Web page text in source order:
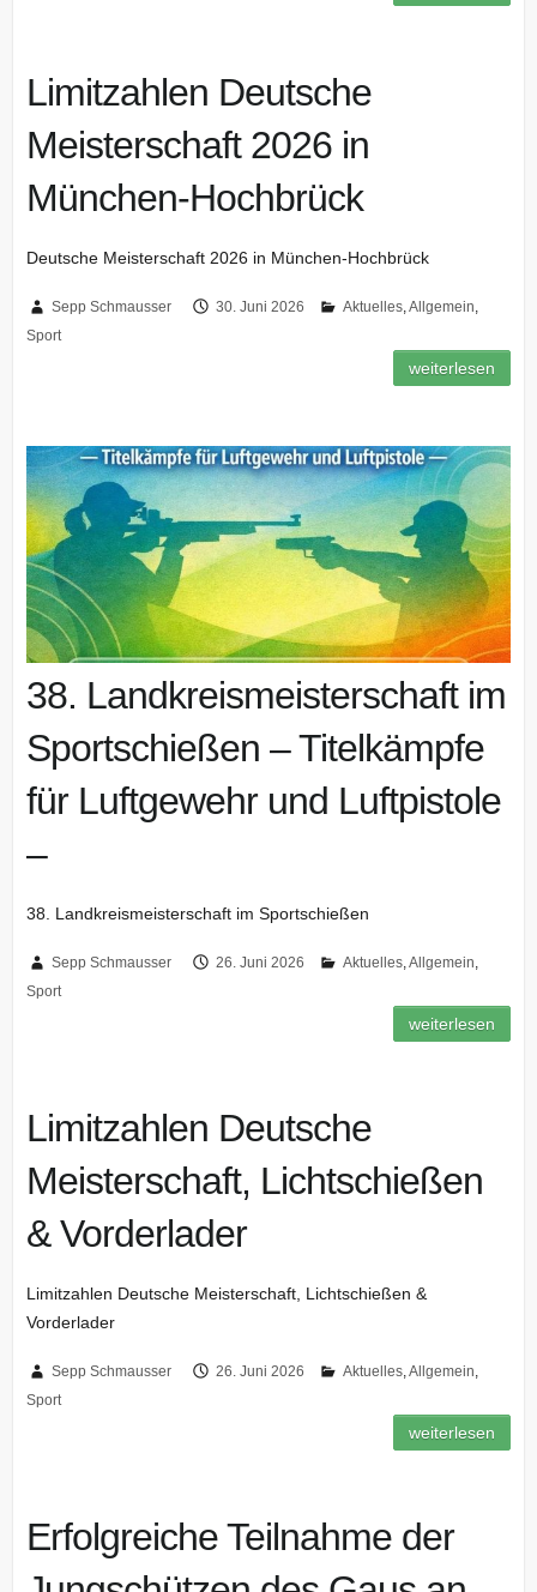
Limitzahlen Deutsche
Meisterschaft 2026 in
München-Hochbrück
Deutsche Meisterschaft 2026 in München-Hochbrück
Sepp Schmausser 30. Juni 2026 Aktuelles,Allgemein,
Sport
weiterlesen
38. Landkreismeisterschaft im
Sportschießen – Titelkämpfe
für Luftgewehr und Luftpistole
–
38. Landkreismeisterschaft im Sportschießen
Sepp Schmausser 26. Juni 2026 Aktuelles,Allgemein,
Sport
weiterlesen
Limitzahlen Deutsche
Meisterschaft, Lichtschießen
& Vorderlader
Limitzahlen Deutsche Meisterschaft, Lichtschießen &
Vorderlader
Sepp Schmausser 26. Juni 2026 Aktuelles,Allgemein,
Sport
weiterlesen
Erfolgreiche Teilnahme der